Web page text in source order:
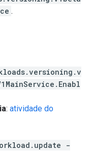
.
: atividade do
-